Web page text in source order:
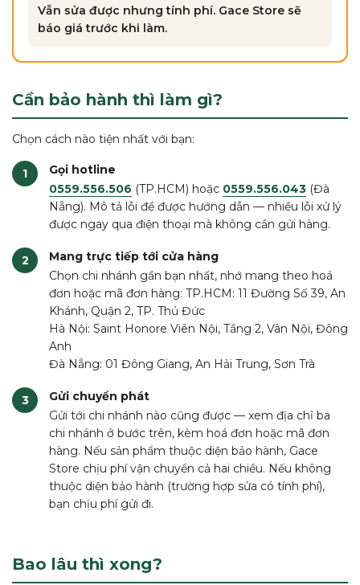
Vẫn sửa được nhưng tính phí. Gace Store sẽ
báo giá trước khi làm.
Cần bảo hành thì làm gì?
Chọn cách nào tiện nhất với bạn:
Gọi hotline
0559.556.506 (TP.HCM) hoặc 0559.556.043 (Đà
Nẵng). Mô tả lỗi để được hướng dẫn — nhiều lỗi xử lý
được ngay qua điện thoại mà không cần gửi hàng.
Mang trực tiếp tới cửa hàng
Chọn chi nhánh gần bạn nhất, nhớ mang theo hoá
đơn hoặc mã đơn hàng: TP.HCM: 11 Đường Số 39, An
Khánh, Quận 2, TP. Thủ Đức
Hà Nội: Saint Honore Viên Nội, Tầng 2, Vân Nội, Đông
Anh
Đà Nẵng: 01 Đông Giang, An Hải Trung, Sơn Trà
Gửi chuyển phát
Gửi tới chi nhánh nào cũng được — xem địa chỉ ba
chi nhánh ở bước trên, kèm hoá đơn hoặc mã đơn
hàng. Nếu sản phẩm thuộc diện bảo hành, Gace
Store chịu phí vận chuyển cả hai chiều. Nếu không
thuộc diện bảo hành (trường hợp sửa có tính phí),
bạn chịu phí gửi đi.
Bao lâu thì xong?